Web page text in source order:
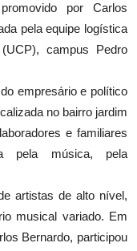
por Carlos
pela equipe logística
campus Pedro
empresário e político
no bairro jardim
e familiares
pela música, pela
artistas de alto nível,
musical variado. Em
Bernardo, participou